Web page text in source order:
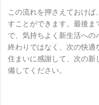
この流れを押さえておけ
すことができます。最後ま
で、気持ちよく新生活へ
終わりではなく、次の快
住まいに感謝して、次の
備してください。